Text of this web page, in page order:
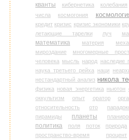
кванты кибернетика колебания
числа
космогония
кредит кризис кризис экономики
летающие тарелки
луч
математика материя
мироздание
многомерные
человека мысль народ наследие
наука третьего рейха наци
нестандартный анализ никола
физика новая энергетика ньютон
оккультизм
опыт оратор
относительность
ото
пирамиды
планеты
политика
поля поток природа
пространство-время
процент